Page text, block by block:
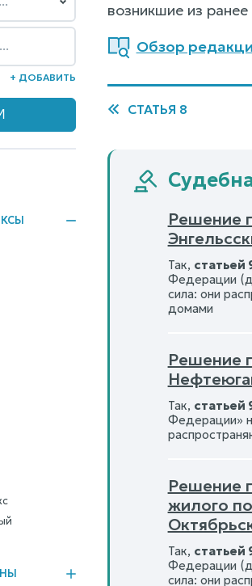
+ ДОБАВИТЬ
возникшие из
Обзор
СТАТЬЯ 8
Решение
Так, статьей
Федерации
сила: они
домами
Решение
Так, статьей
Федерации»
Решение
жилого
Так, статьей
Федерации
сила: они